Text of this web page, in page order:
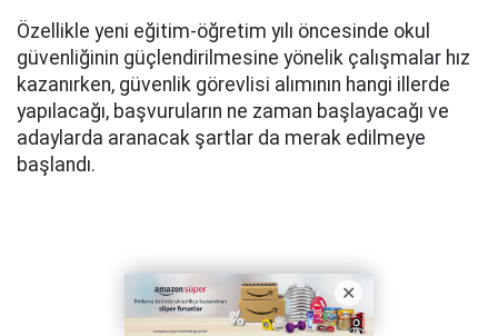
Özellikle yeni eğitim-öğretim yılı öncesinde okul
güvenliğinin güçlendirilmesine yönelik çalışmalar hız
kazanırken, güvenlik görevlisi alımının hangi illerde
yapılacağı, başvuruların ne zaman başlayacağı ve
adaylarda aranacak şartlar da merak edilmeye
başlandı.